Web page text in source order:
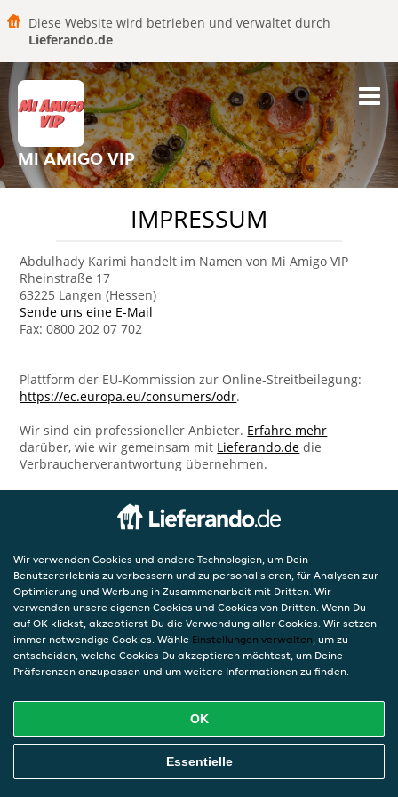
Diese Website wird betrieben und verwaltet durch
Lieferando.de
MI AMIGO VIP
IMPRESSUM
Abdulhady Karimi handelt im Namen von Mi Amigo VIP
Rheinstraße 17
63225 Langen (Hessen)
Sende uns eine E-Mail
Fax: 0800 202 07 702
Plattform der EU-Kommission zur Online-Streitbeilegung:
https://ec.europa.eu/consumers/odr.
Wir sind ein professioneller Anbieter. Erfahre mehr
darüber, wie wir gemeinsam mit Lieferando.de die
Verbraucherverantwortung übernehmen.
Wir verwenden Cookies und andere Technologien, um Dein
Benutzererlebnis zu verbessern und zu personalisieren, für Analysen zur
Optimierung und Werbung in Zusammenarbeit mit Dritten. Wir
verwenden unsere eigenen Cookies und Cookies von Dritten. Wenn Du
auf OK klickst, akzeptierst Du die Verwendung aller Cookies. Wir setzen
immer notwendige Cookies. Wähle Einstellungen verwalten, um zu
entscheiden, welche Cookies Du akzeptieren möchtest, um Deine
Präferenzen anzupassen und um weitere Informationen zu finden.
OK
Essentielle